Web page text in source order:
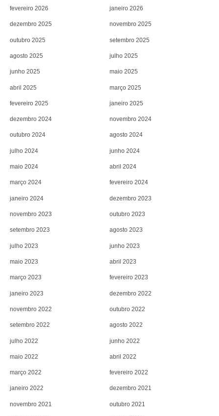
fevereiro 2026 janeiro 2026
dezembro 2025 novembro 2025
outubro 2025 setembro 2025
agosto 2025 julho 2025
junho 2025 maio 2025
abril 2025 março 2025
fevereiro 2025 janeiro 2025
dezembro 2024 novembro 2024
outubro 2024 agosto 2024
julho 2024 junho 2024
maio 2024 abril 2024
março 2024 fevereiro 2024
janeiro 2024 dezembro 2023
novembro 2023 outubro 2023
setembro 2023 agosto 2023
julho 2023 junho 2023
maio 2023 abril 2023
março 2023 fevereiro 2023
janeiro 2023 dezembro 2022
novembro 2022 outubro 2022
setembro 2022 agosto 2022
julho 2022 junho 2022
maio 2022 abril 2022
março 2022 fevereiro 2022
janeiro 2022 dezembro 2021
novembro 2021 outubro 2021